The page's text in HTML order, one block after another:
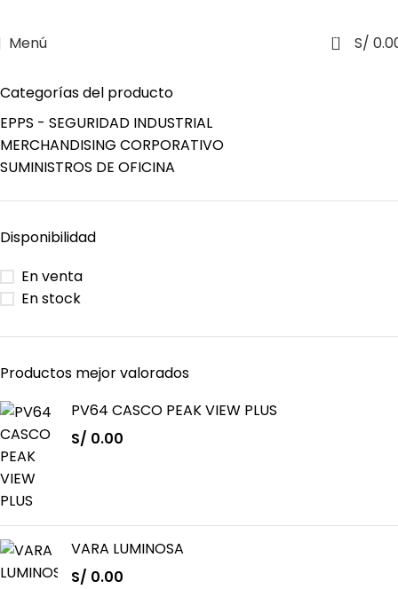
Menú 0 S/
Categorías del producto
EPPS - SEGURIDAD INDUSTRIAL
MERCHANDISING CORPORATIVO
SUMINISTROS DE OFICINA
Disponibilidad
En venta
En stock
Productos mejor valorados
PV64 CASCO PEAK VIEW PLUS
S/ 0.00
VARA LUMINOSA
S/ 0.00